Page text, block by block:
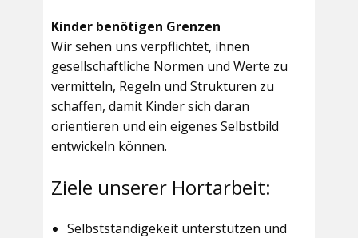
Kinder benötigen Grenzen
Wir sehen uns verpflichtet, ihnen
gesellschaftliche Normen und Werte zu
vermitteln, Regeln und Strukturen zu
schaffen, damit Kinder sich daran
orientieren und ein eigenes Selbstbild
entwickeln können.
Ziele unserer Hortarbeit:
Selbstständigekeit unterstützen und